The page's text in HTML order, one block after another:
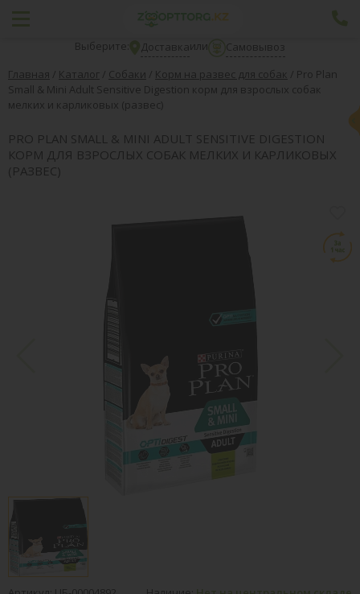
Выберите: Доставкаили
Самовывоз
Главная / Каталог / Собаки / Корм на развес для собак / Pro Plan
Small & Mini Adult Sensitive Digestion корм для взрослых собак
мелких и карликовых (развес)
PRO PLAN SMALL & MINI ADULT SENSITIVE DIGESTION
КОРМ ДЛЯ ВЗРОСЛЫХ СОБАК МЕЛКИХ И КАРЛИКОВЫХ
(РАЗВЕС)